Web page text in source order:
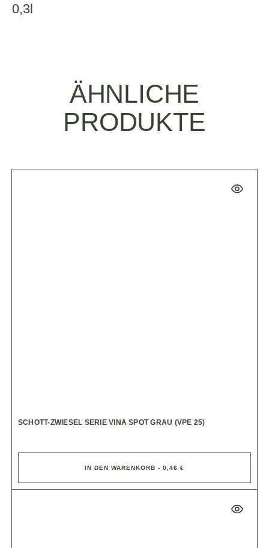
0,3l
ÄHNLICHE
PRODUKTE
SCHOTT-ZWIESEL SERIE VINA SPOT GRAU (VPE 25)
IN DEN WARENKORB - 0,46 €